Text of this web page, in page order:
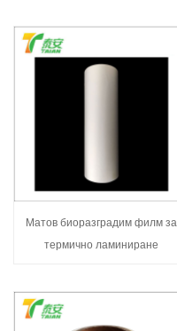
Матов биоразградим филм за
термично ламиниране